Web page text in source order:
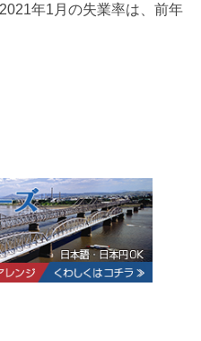
年1月の失業率は、前年